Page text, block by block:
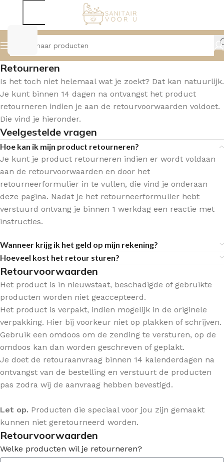
Retourneren
Is het toch niet helemaal wat je zoekt? Dat kan natuurlijk.
Je kunt binnen 14 dagen na ontvangst het product
retourneren indien je aan de retourvoorwaarden voldoet.
Die vind je hieronder.
Veelgestelde vragen
Hoe kan ik mijn product retourneren?
Je kunt je product retourneren indien er wordt voldaan
aan de retourvoorwaarden en door het
retourneerformulier in te vullen, die vind je onderaan
deze pagina. Nadat je het retourneerformulier hebt
verstuurd ontvang je binnen 1 werkdag een reactie met
instructies.
Wanneer krijg ik het geld op mijn rekening?
Hoeveel kost het retour sturen?
Retourvoorwaarden
Het product is in nieuwstaat, beschadigde of gebruikte
producten worden niet geaccepteerd.
Het product is verpakt, indien mogelijk in de originele
verpakking. Hier bij voorkeur niet op plakken of schrijven.
Gebruik een omdoos om de zending te versturen, op de
omdoos kan dan worden geschreven of geplakt.
Je doet de retouraanvraag binnen 14 kalenderdagen na
ontvangst van de bestelling en verstuurt de producten
pas zodra wij de aanvraag hebben bevestigd.
Let op. Producten die speciaal voor jou zijn gemaakt
kunnen niet geretourneerd worden.
Retourvoorwaarden
Welke producten wil je retourneren?